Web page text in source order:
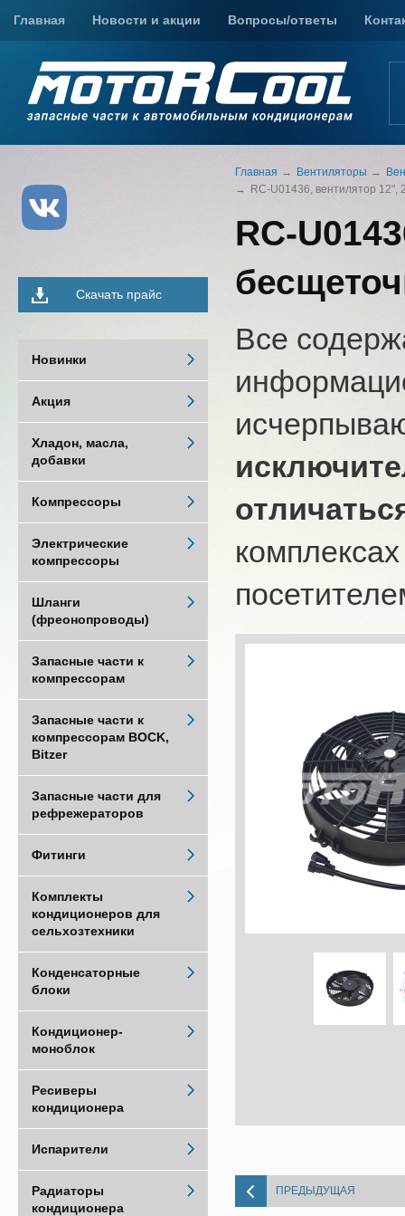
Главная Новости и акции Вопросы/ответы
Главная Вентиляторы
RC-U01436, вентилятор 12",
RC-
Все
ПРЕДЫДУЩАЯ
Скачать прайс
Новинки
Акция
Хладон, масла,
добавки
Компрессоры
Электрические
компрессоры
Шланги
(фреонопроводы)
Запасные части к
компрессорам
Запасные части к
компрессорам BOCK,
Bitzer
Запасные части для
рефрежераторов
Фитинги
Комплекты
кондиционеров для
сельхозтехники
Конденсаторные
блоки
Кондиционер-
моноблок
Ресиверы
кондиционера
Испарители
Радиаторы
кондиционера